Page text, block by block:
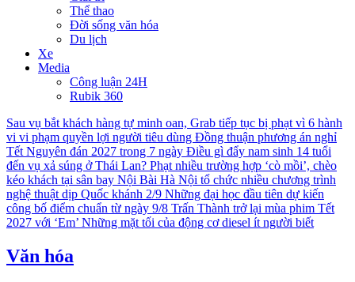
Thể thao
Đời sống văn hóa
Du lịch
Xe
Media
Công luận 24H
Rubik 360
Sau vụ bắt khách hàng tự minh oan, Grab tiếp tục bị phạt vì 6 hành
vi vi phạm quyền lợi người tiêu dùng Đồng thuận phương án nghỉ
Tết Nguyên đán 2027 trong 7 ngày Điều gì đẩy nam sinh 14 tuổi
đến vụ xả súng ở Thái Lan? Phạt nhiều trường hợp ‘cò mồi’, chèo
kéo khách tại sân bay Nội Bài Hà Nội tổ chức nhiều chương trình
nghệ thuật dịp Quốc khánh 2/9 Những đại học đầu tiên dự kiến
công bố điểm chuẩn từ ngày 9/8 Trấn Thành trở lại mùa phim Tết
2027 với ‘Em’ Những mặt tối của động cơ diesel ít người biết
Văn hóa